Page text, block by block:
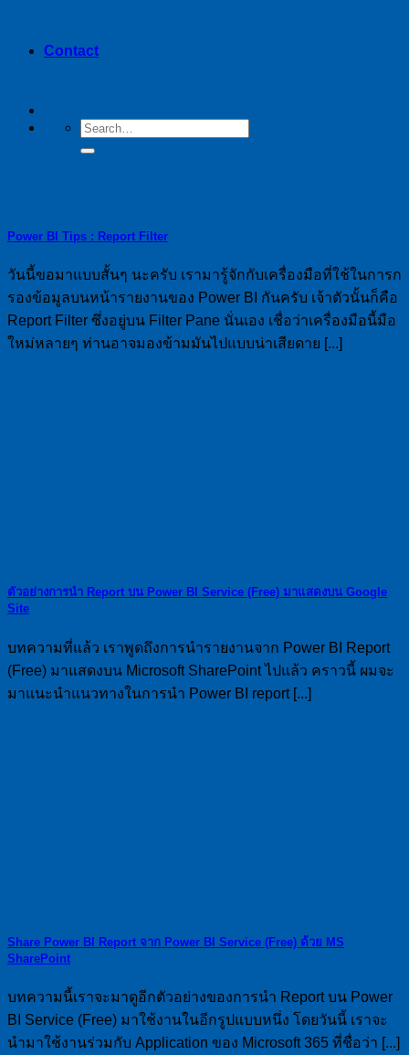
Contact
Power BI Tips : Report Filter
วันนี้ขอมาแบบสั้นๆ นะครับ เรามารู้จักกับเครื่องมือที่ใช้ในการก
รองข้อมูลบนหน้ารายงานของ Power BI กันครับ เจ้าตัวนั้นก็คือ
Report Filter ซึ่งอยู่บน Filter Pane นั่นเอง เชื่อว่าเครื่องมือนี้มือ
ใหม่หลายๆ ท่านอาจมองข้ามมันไปแบบน่าเสียดาย [...]
ตัวอย่างการนำ Report บน Power BI Service (Free) มาแสดงบน Google
Site
บทความที่แล้ว เราพูดถึงการนำรายงานจาก Power BI Report
(Free) มาแสดงบน Microsoft SharePoint ไปแล้ว คราวนี้ ผมจะ
มาแนะนำแนวทางในการนำ Power BI report [...]
Share Power BI Report จาก Power BI Service (Free) ด้วย MS
SharePoint
บทความนี้เราจะมาดูอีกตัวอย่างของการนำ Report บน Power
BI Service (Free) มาใช้งานในอีกรูปแบบหนึ่ง โดยวันนี้ เราจะ
นำมาใช้งานร่วมกับ Application ของ Microsoft 365 ที่ชื่อว่า [...]